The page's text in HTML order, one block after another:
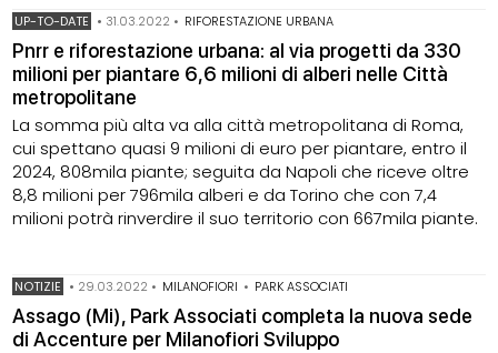
UP-TO-DATE • 31.03.2022 • RIFORESTAZIONE URBANA
Pnrr e riforestazione urbana: al via progetti da 330
milioni per piantare 6,6 milioni di alberi nelle Città
metropolitane
La somma più alta va alla città metropolitana di Roma,
cui spettano quasi 9 milioni di euro per piantare, entro il
2024, 808mila piante; seguita da Napoli che riceve oltre
8,8 milioni per 796mila alberi e da Torino che con 7,4
milioni potrà rinverdire il suo territorio con 667mila piante.
NOTIZIE • 29.03.2022 • MILANOFIORI • PARK ASSOCIATI
Assago (Mi), Park Associati completa la nuova sede
di Accenture per Milanofiori Sviluppo